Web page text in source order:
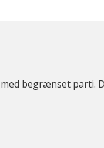
begrænset parti.